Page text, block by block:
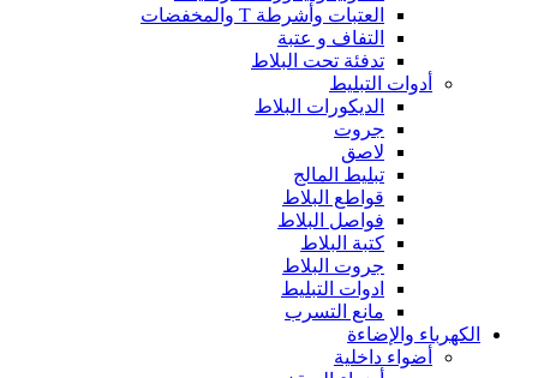
العتبات وأشرطة T والمخفضات
التفاف و عتبة
تدفئة تحت البلاط
أدوات التبليط
الديكورات البلاط
جروت
لاصق
تبليط المالج
قواطع البلاط
فواصل البلاط
كتبة البلاط
جروت البلاط
ادوات التبليط
مانع التسرب
الكهرباء والإضاءة
أضواء داخلية